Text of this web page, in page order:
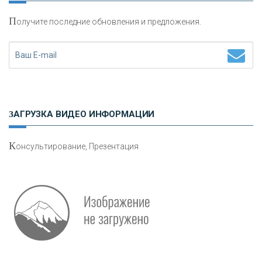
«ФК ОТКРЫТИЕ»
«ПРОМРЕГИОНБАНК»
ОНАС
Получите последние обновления и предложения.
ЗАГРУЗКА ВИДЕО ИНФОРМАЦИИ
Консультирование, Презентация